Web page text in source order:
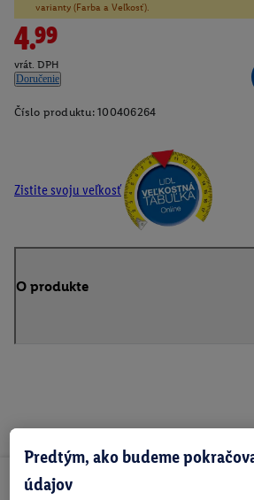
varianty (Farba a Veľkosť).
4.99
vrát. DPH
Doručenie
Číslo produktu: 100406264
Zistite svoju veľkosť
O produkte
Predtým, ako budeme
údajov